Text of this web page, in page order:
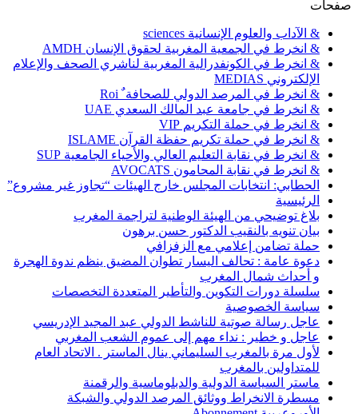
صفحات
& الآداب والعلوم الإنسانية sciences
& انخرط في الجمعية المغربية لحقوق الإنسان AMDH
& انخرط في الكونفدرالية المغربية لناشري الصحف والإعلام
الإلكتروني MEDIAS
& انخرط في المرصد الدولي للصحافة ٌ Roi
& انخرط في جامعة عبد المالك السعدي UAE
& انخرط في حملة التكريم VIP
& انخرط في حملة تكريم حفظة القرآن ISLAME
& انخرط في نقابة التعليم العالي والأحياء الجامعية SUP
& انخرط في نقابة المحامون AVOCATS
الحطابي: انتخابات المجلس خارج الهيئات “تجاوز غير مشروع”
الرئيسية
بلاغ توضيحي من الهيئة الوطنية لتراجمة المغرب
بيان تنويه بالنقيب الدكتور حسن برهون
حملة تضامن إعلامي مع الزفزافي
دعوة عامة : تحالف اليسار تطوان المضيق ينظم ندوة الهجرة
و أحداث شمال المغرب
سلسلة دورات التكوين والتأطير المتعددة التخصصات
سياسة الخصوصية
عاجل رسالة صوتية للناشط الدولي عبد المجيد الإدريسي
عاجل و خطير : نداء مهم إلى عموم الشعب المغربي
لأول مرة بالمغرب السليماني ينال الماستر . الاتحاد العام
للمتداولين بالمغرب
ماستر السياسة الدولية والدبلوماسية والرقمنة
مسطرة الانخراط ووثائق المرصد الدولي والشبكة